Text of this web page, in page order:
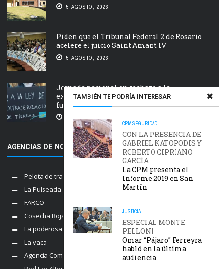
TAMBIÉN TE PODRÍA INTERESAR
CPM SEGURIDAD
CON LA PRESENCIA DE
GABRIEL KATOPODIS Y
ROBERTO CIPRIANO
GARCÍA
La CPM presenta el
Informe 2019 en San
Martín
JUSTICIA
ESPECIAL MONTE
PELLONI
Omar “Pájaro” Ferreyra
habló en la última
audiencia
5 AGOSTO, 2026
Piden que el Tribunal Federal 2 de Rosario
acelere el juicio Saint Amant IV
5 AGOSTO, 2026
Jornada nacional en rechazo a la
extranjerización de tierras, manejo del
fuego y desalojos
AGENCIAS DE NOTICIAS AMIGAS
Pelota de trapo
La Pulseada
FARCO
Cosecha Roja
La poderosa
La vaca
Agencia Comunica